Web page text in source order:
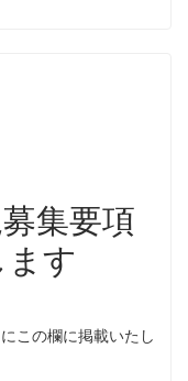
集要項
す
この欄に掲載いたし